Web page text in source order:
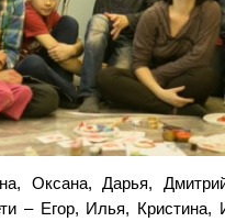
Оксана, Дарья,
– Егор, Илья,